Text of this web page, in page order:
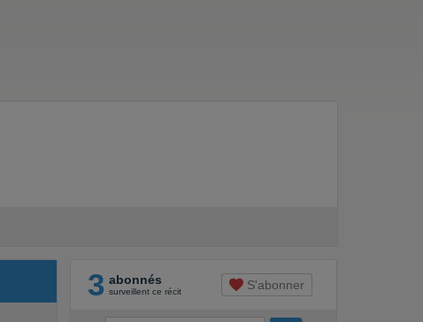
3 abonnés
surveillent ce récit S'abonner